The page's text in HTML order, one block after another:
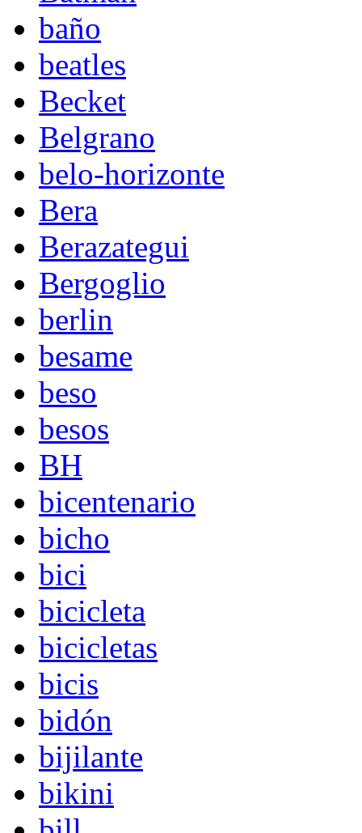
baño
beatles
Becket
Belgrano
belo-horizonte
Bera
Berazategui
Bergoglio
berlin
besame
beso
besos
BH
bicentenario
bicho
bici
bicicleta
bicicletas
bicis
bidón
bijilante
bikini